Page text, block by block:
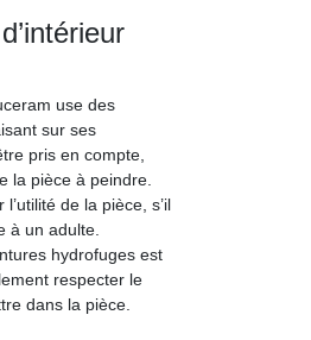
use des
sur ses
pris en compte,
la pièce à peindre.
de la pièce, s’il
à un adulte.
hydrofuges est
respecter le
dans la pièce.